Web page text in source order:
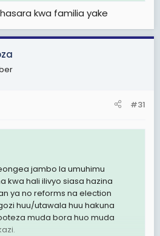
vyombo vyetu vya habari
tuko sawa, inawezekanaje mtu
ya kutoa sauti kwa niaba ya
kuminya sauti hizo eti "Siasa
anapominya haki, utekaji
huru!!! tubaki tukisema siasa
mamlaka wakitafuna
itajengwa na nini?
3625092
kwa familia yake
#31
jambo la umuhimu
kwa hali ilivyo siasa hazina
ya no reforms na election
huu/utawala huu hakuna
muda bora huo muda